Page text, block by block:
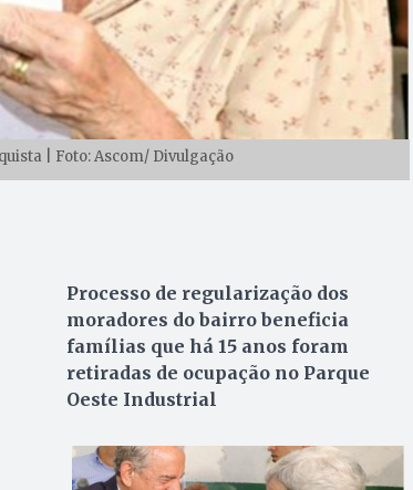
| Foto: Ascom/ Divulgação
Processo de regularização dos
moradores do bairro beneficia
famílias que há 15 anos foram
retiradas de ocupação no Parque
Oeste Industrial